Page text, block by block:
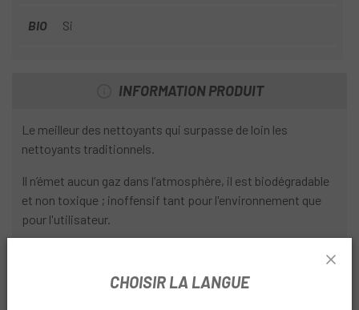
BIO Si
INFORMATION PRODUIT
Le meilleur des nettoyants qui surpasse de loin les
nettoyants traditionnels.
Il n’émet aucun gaz dans l’atmosphère, il est biodégradable
et non toxique ; inoffensif tant pour l'environnement que
pour l'utilisateur.
Sa nouvelle formule améliorée élimine la saleté et la graisse
CHOISIR LA LANGUE